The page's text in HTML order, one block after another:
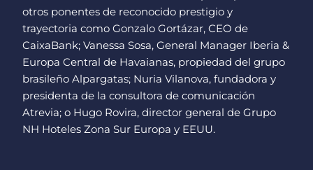
otros ponentes de reconocido prestigio y
trayectoria como Gonzalo Gortázar, CEO de
CaixaBank; Vanessa Sosa, General Manager Iberia &
Europa Central de Havaianas, propiedad del grupo
brasileño Alpargatas; Nuria Vilanova, fundadora y
presidenta de la consultora de comunicación
Atrevia; o Hugo Rovira, director general de Grupo
NH Hoteles Zona Sur Europa y EEUU.